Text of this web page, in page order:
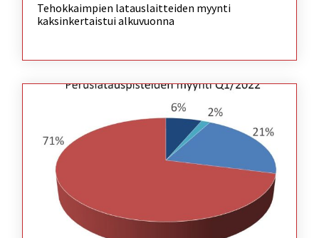
Tehokkaimpien latauslaitteiden myynti
kaksinkertaistui alkuvuonna